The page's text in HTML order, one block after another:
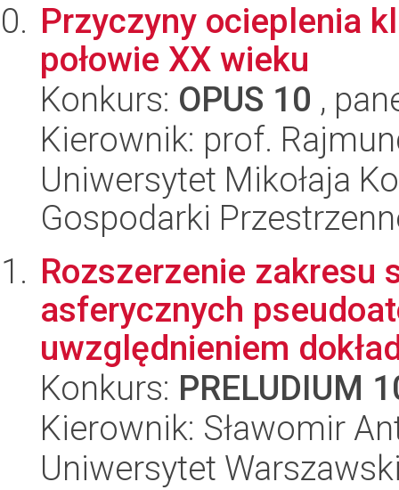
Przyczyny ocieplenia
połowie XX wieku
Konkurs: OPUS 10 ,
Kierownik: prof.
Uniwersytet Mikołaja
Gospodarki
Rozszerzenie zakresu
asferycznych
uwzględnieniem
Konkurs: PRELUDIUM
Kierownik: Sławomir
Uniwersytet